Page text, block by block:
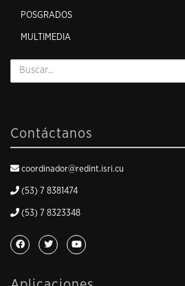
POSGRADOS
MULTIMEDIA
Contáctanos
coordinador@redint.isri.cu
(53) 7 8381474
(53) 7 8323348